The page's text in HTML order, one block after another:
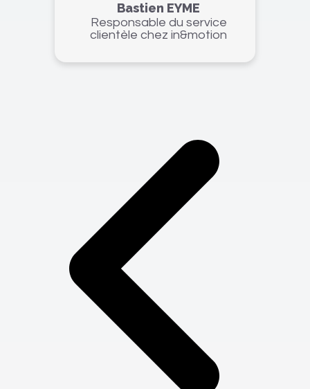
Bastien EYME
Responsable du service
clientèle chez in&motion